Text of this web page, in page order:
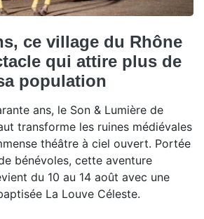
ce village du Rhône
qui attire plus de
population
ans, le Son & Lumière de
transforme les ruines médiévales
théâtre à ciel ouvert. Portée
bénévoles, cette aventure
du 10 au 14 août avec une
La Louve Céleste.